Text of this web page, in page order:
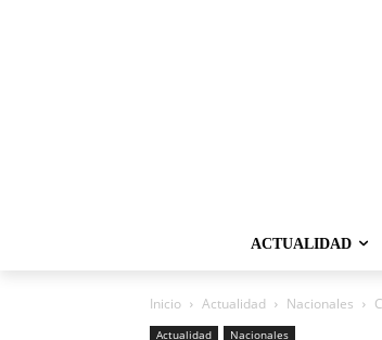
ACTUALIDAD
Inicio Actualidad Nacionales
Actualidad Nacionales